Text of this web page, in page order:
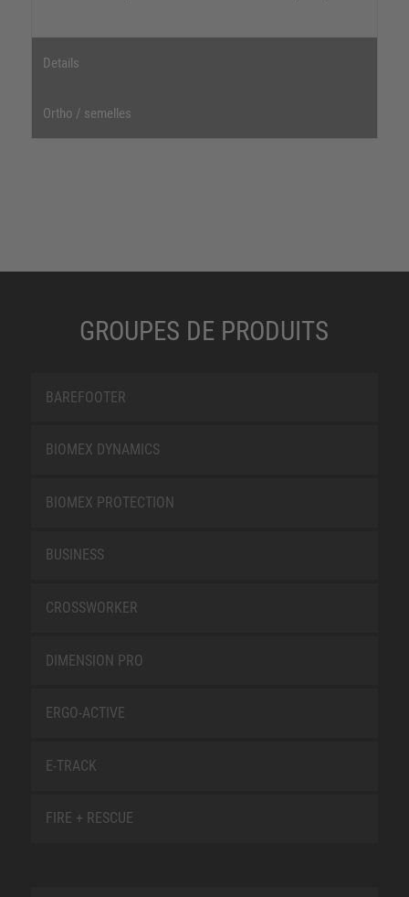
Details
Ortho / semelles
GROUPES DE PRODUITS
BAREFOOTER
BIOMEX DYNAMICS
BIOMEX PROTECTION
BUSINESS
CROSSWORKER
DIMENSION PRO
ERGO-ACTIVE
E-TRACK
FIRE + RESCUE